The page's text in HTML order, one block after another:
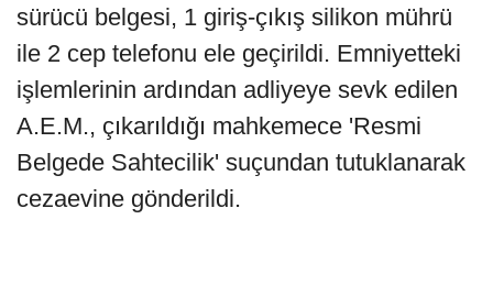
sürücü belgesi, 1 giriş-çıkış silikon mührü
ile 2 cep telefonu ele geçirildi. Emniyetteki
işlemlerinin ardından adliyeye sevk edilen
A.E.M., çıkarıldığı mahkemece 'Resmi
Belgede Sahtecilik' suçundan tutuklanarak
cezaevine gönderildi.